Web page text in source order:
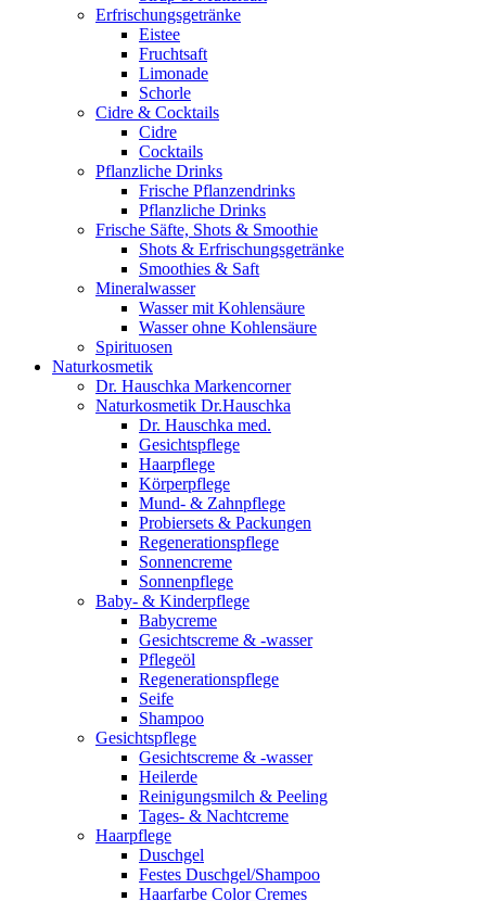
Erfrischungsgetränke
Eistee
Fruchtsaft
Limonade
Schorle
Cidre & Cocktails
Cidre
Cocktails
Pflanzliche Drinks
Frische Pflanzendrinks
Pflanzliche Drinks
Frische Säfte, Shots & Smoothie
Shots & Erfrischungsgetränke
Smoothies & Saft
Mineralwasser
Wasser mit Kohlensäure
Wasser ohne Kohlensäure
Spirituosen
Naturkosmetik
Dr. Hauschka Markencorner
Naturkosmetik Dr.Hauschka
Dr. Hauschka med.
Gesichtspflege
Haarpflege
Körperpflege
Mund- & Zahnpflege
Probiersets & Packungen
Regenerationspflege
Sonnencreme
Sonnenpflege
Baby- & Kinderpflege
Babycreme
Gesichtscreme & -wasser
Pflegeöl
Regenerationspflege
Seife
Shampoo
Gesichtspflege
Gesichtscreme & -wasser
Heilerde
Reinigungsmilch & Peeling
Tages- & Nachtcreme
Haarpflege
Duschgel
Festes Duschgel/Shampoo
Haarfarbe Color Cremes